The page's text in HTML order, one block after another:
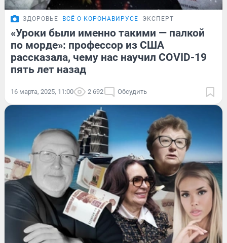
ЗДОРОВЬЕ ВСЁ О КОРОНАВИРУСЕ ЭКСПЕРТ
«Уроки были именно такими — палкой
по морде»: профессор из США
рассказала, чему нас научил COVID-19
пять лет назад
16 марта, 2025, 11:00 2 692 Обсудить